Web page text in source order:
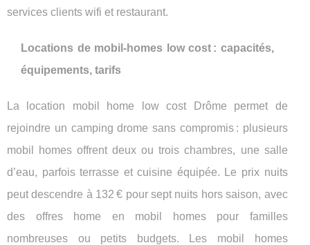
services clients wifi et restaurant.
Locations de mobil-homes low cost : capacités,
équipements, tarifs
La location mobil home low cost Drôme permet de
rejoindre un camping drome sans compromis : plusieurs
mobil homes offrent deux ou trois chambres, une salle
d’eau, parfois terrasse et cuisine équipée. Le prix nuits
peut descendre à 132 € pour sept nuits hors saison, avec
des offres home en mobil homes pour familles
nombreuses ou petits budgets. Les mobil homes